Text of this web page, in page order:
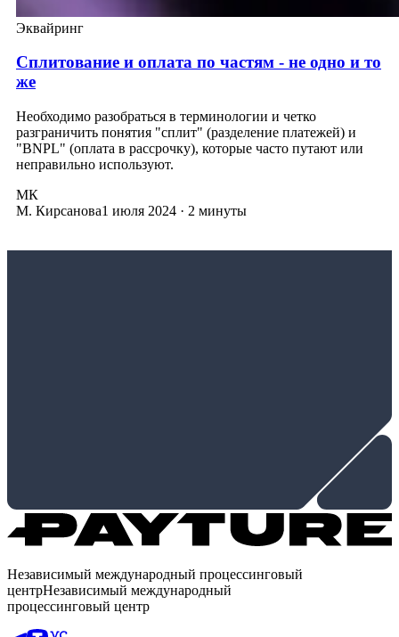
Эквайринг
Сплитование и оплата по частям - не одно и то
же
Необходимо разобраться в терминологии и четко
разграничить понятия "сплит" (разделение платежей) и
"BNPL" (оплата в рассрочку), которые часто путают или
неправильно используют.
МК
М. Кирсанова1 июля 2024 · 2 минуты
Независимый международный процессинговый
центрНезависимый международный
процессинговый центр